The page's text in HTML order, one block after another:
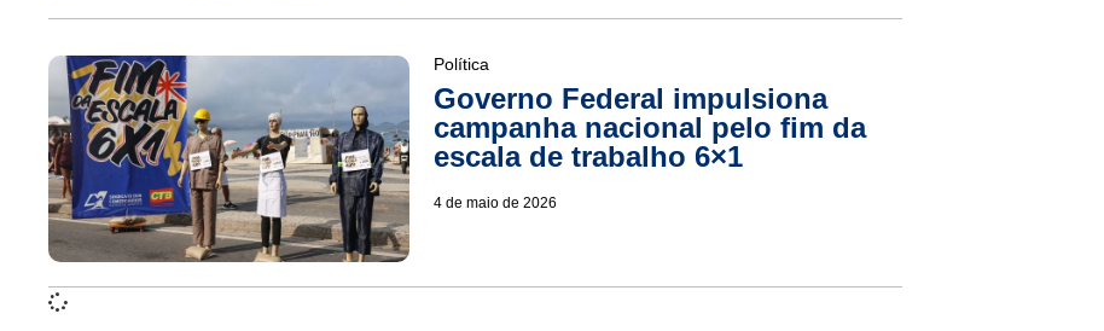
Política
Governo Federal impulsiona
campanha nacional pelo fim da
escala de trabalho 6×1
4 de maio de 2026